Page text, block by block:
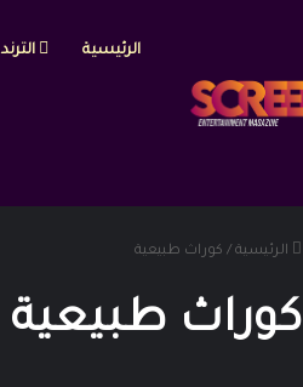
الرئيسية الترند
الرئيسية / كوراث طبيعية
كوراث طبيعية